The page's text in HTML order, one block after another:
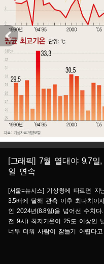
[그래픽] 7월 열대야 9.7
일 연속
[서울=뉴시스] 기상청에 따르면 지
3.5배에 달해 관측 이후 최다치이
인 2024년(8.8일)을 넘어선 수치
전 9시) 최저기온이 25도 이상인
너무 더워 사람이 잠들기 어렵다